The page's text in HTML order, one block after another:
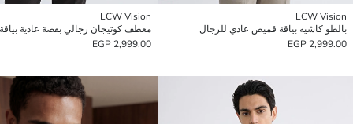
LCW Vision
بالطو كاشيه بياقة قميص عادي للرجال
2,999.00 EGP
LCW Vision
2,999.00 EGP